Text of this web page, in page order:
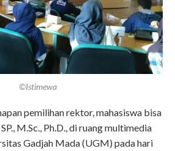
©Istimewa
pemilihan rektor, mahasiswa bisa
M.Sc., Ph.D., di ruang multimedia
Gadjah Mada (UGM) pada hari